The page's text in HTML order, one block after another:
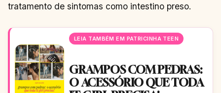
tratamento de sintomas como intestino preso.
LEIA TAMBÉM EM PATRICINHA TEEN
GRAMPOS COM PEDRAS:
O ACESSÓRIO QUE TODA